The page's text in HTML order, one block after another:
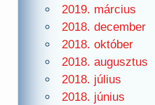
2019. március
2018. december
2018. október
2018. augusztus
2018. július
2018. június